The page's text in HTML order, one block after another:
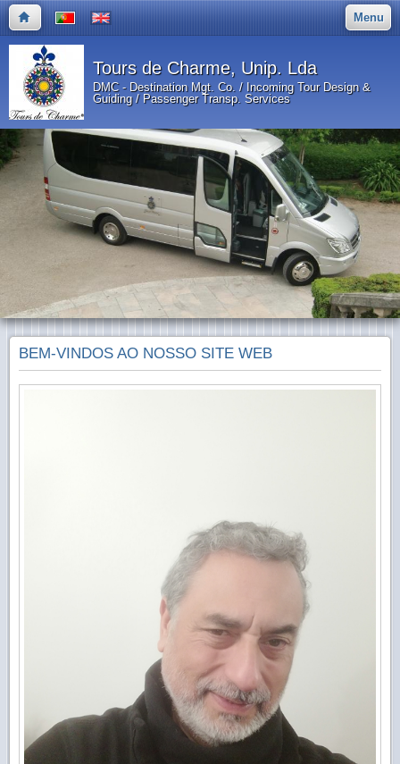
Menu
Tours de Charme, Unip. Lda
DMC - Destination Mgt. Co. / Incoming Tour Design &
Guiding / Passenger Transp. Services
BEM-VINDOS AO NOSSO SITE WEB